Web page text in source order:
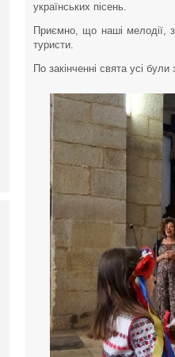
українських пісень.
Приємно, що наші мелодії,
туристи.
По закінченні свята усі